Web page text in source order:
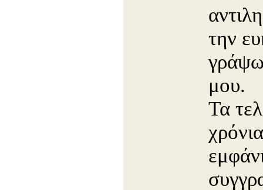
την
γράψω
μου.
Τα